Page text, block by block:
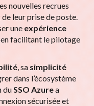
nouvelles recrues
leur prise de poste.
une expérience
facilitant le pilotage
, sa simplicité
dans l’écosystème
duSSO Azurea
sécurisée et